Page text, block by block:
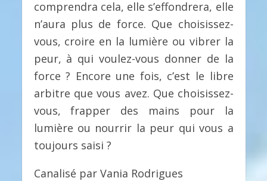
comprendra cela, elle s’effondrera, elle
n’aura plus de force. Que choisissez-
vous, croire en la lumière ou vibrer la
peur, à qui voulez-vous donner de la
force ? Encore une fois, c’est le libre
arbitre que vous avez. Que choisissez-
vous, frapper des mains pour la
lumière ou nourrir la peur qui vous a
toujours saisi ?
Canalisé par Vania Rodrigues